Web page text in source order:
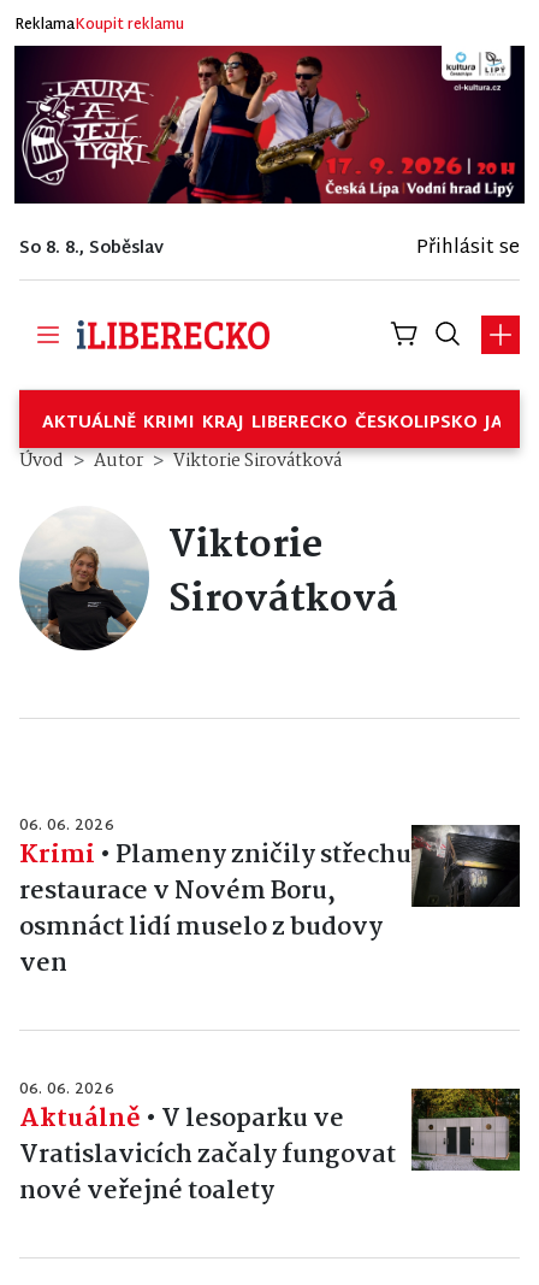
ReklamaKoupit reklamu
So 8. 8., Soběslav Přihlásit se
AKTUÁLNĚ KRIMI KRAJ LIBERECKO ČESKOLIPSKO
Úvod Autor Viktorie Sirovátková
Viktorie
Sirovátková
06. 06. 2026
Krimi • Plameny zničily střechu
restaurace v Novém Boru,
osmnáct lidí muselo z budovy
ven
06. 06. 2026
Aktuálně • V lesoparku ve
Vratislavicích začaly fungovat
nové veřejné toalety